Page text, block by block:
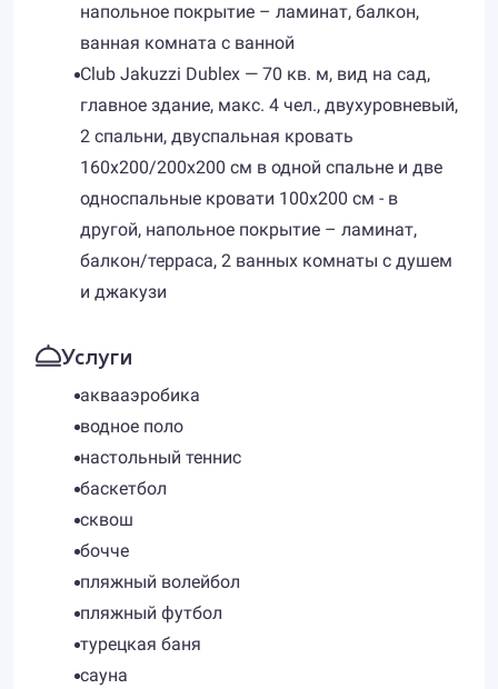
напольное покрытие – ламинат, балкон,
ванная комната с ванной
Club Jakuzzi Dublex — 70 кв. м, вид на сад,
главное здание, макс. 4 чел., двухуровневый,
2 спальни, двуспальная кровать
160х200/200х200 см в одной спальне и две
односпальные кровати 100х200 см - в
другой, напольное покрытие – ламинат,
балкон/терраса, 2 ванных комнаты с душем
и джакузи
Услуги
аквааэробика
водное поло
настольный теннис
баскетбол
сквош
бочче
пляжный волейбол
пляжный футбол
турецкая баня
сауна